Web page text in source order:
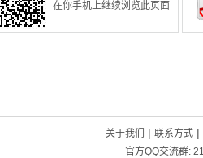
在你手机上继续浏览此页面
关于我们 | 联系方式|
官方QQ交流群: